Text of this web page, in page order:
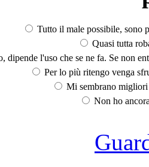
Tutto il male possibile, sono
Quasi tutta
dipende l'uso che se ne fa. Se non
Per lo più ritengo venga
Mi sembrano
Non ho